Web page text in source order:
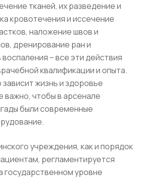
тканей, их разведение и
кровотечения и иссечение
наложение швов и
дренирование ран и
– все эти действия
квалификации и опыта.
жизнь и здоровье
важно, чтобы в арсенале
были современные
учреждения, как и порядок
регламентируется
государственном уровне